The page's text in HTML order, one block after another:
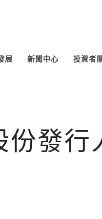
展 新聞中心 投資者
發行